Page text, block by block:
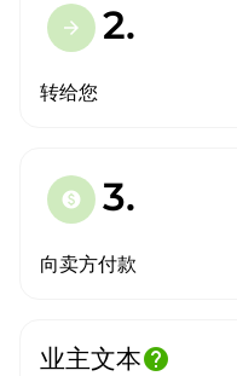
arrow_forward 2.
转给您
paid 3.
向卖方付款
业主文本help